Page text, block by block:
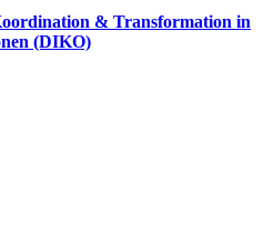
& Transformation in
(DIKO)